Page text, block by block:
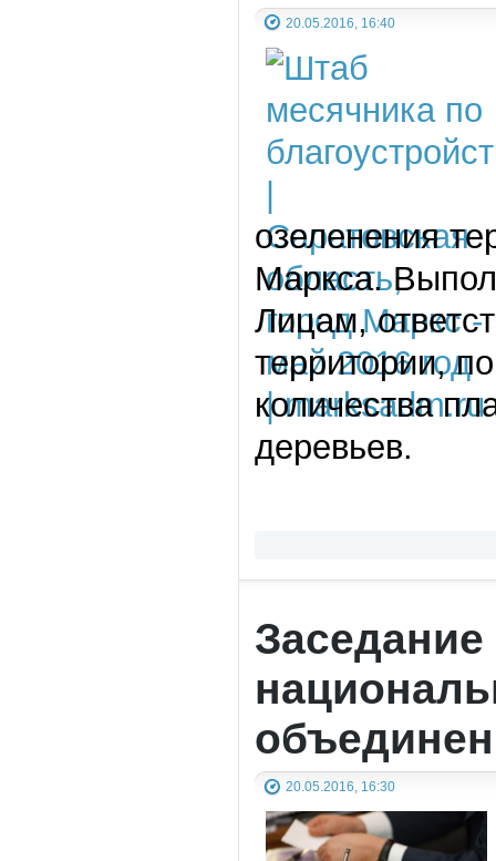
20.05.2016, 16:40
озеленения
Маркса.
Лицам,
территории,
количества
деревьев.
20.05.2016, 16:30